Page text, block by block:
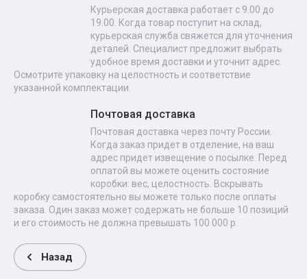
Курьерская доставка работает с 9.00 до
19.00. Когда товар поступит на склад,
курьерская служба свяжется для уточнения
деталей. Специалист предложит выбрать
удобное время доставки и уточнит адрес.
Осмотрите упаковку на целостность и соответствие
указанной комплектации.
Почтовая доставка
Почтовая доставка через почту России.
Когда заказ придет в отделение, на ваш
адрес придет извещение о посылке. Перед
оплатой вы можете оценить состояние
коробки: вес, целостность. Вскрывать
коробку самостоятельно вы можете только после оплаты
заказа. Один заказ может содержать не больше 10 позиций
и его стоимость не должна превышать 100 000 р.
Назад